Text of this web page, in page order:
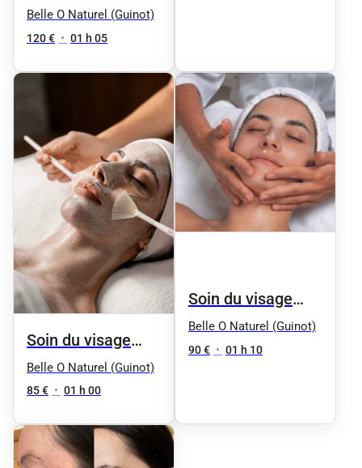
repulpant
hydratant : HYDRA
Belle O Naturel (Guinot)
120 € • 01 h 05
Soin du visage
"Équilibre" by
Phyt's
Belle O Naturel (Guinot)
85 € • 01 h 00
Soin du visage
"Aqua Phyt's" by
Phyt's - Femme
déshydratées)
Belle O Naturel (Guinot)
90 € • 01 h 10